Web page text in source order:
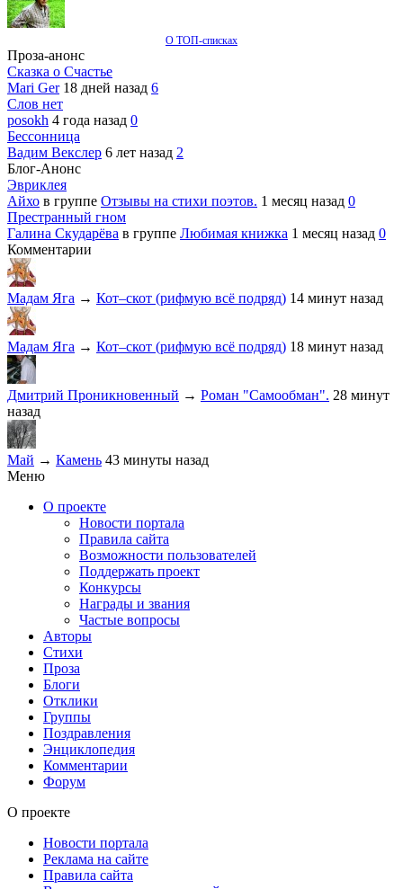
О ТОП-списках
Проза-анонс
Сказка о Счастье
Mari Ger 18 дней назад 6
Слов нет
posokh 4 года назад 0
Бессонница
Вадим Векслер 6 лет назад 2
Блог-Анонс
Эвриклея
Айхо в группе Отзывы на стихи поэтов. 1 месяц назад 0
Престранный гном
Галина Скударёва в группе Любимая книжка 1 месяц назад 0
Комментарии
Мадам Яга → Кот–скот (рифмую всё подряд) 14 минут назад
Мадам Яга → Кот–скот (рифмую всё подряд) 18 минут назад
Дмитрий Проникновенный → Роман "Самообман". 28 минут
назад
Май → Камень 43 минуты назад
Меню
О проекте
Новости портала
Правила сайта
Возможности пользователей
Поддержать проект
Конкурсы
Награды и звания
Частые вопросы
Авторы
Стихи
Проза
Блоги
Отклики
Группы
Поздравления
Энциклопедия
Комментарии
Форум
О проекте
Новости портала
Реклама на сайте
Правила сайта